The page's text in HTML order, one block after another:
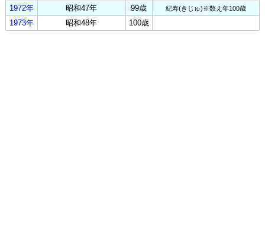
1972年 昭和47年 99歳 紀寿(きじゅ)※数え年100歳
1973年 昭和48年 100歳